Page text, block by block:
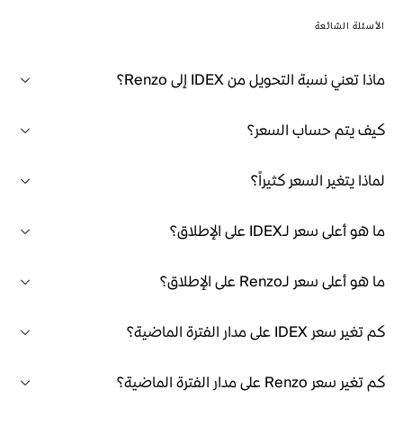
الأسئلة الشائعة
ماذا تعني نسبة التحويل من IDEX إلى Renzo؟
كيف يتم حساب السعر؟
لماذا يتغير السعر كثيراً؟
ما هو أعلى سعر لـIDEX على الإطلاق؟
ما هو أعلى سعر لـRenzo على الإطلاق؟
كم تغير سعر IDEX على مدار الفترة الماضية؟
كم تغير سعر Renzo على مدار الفترة الماضية؟